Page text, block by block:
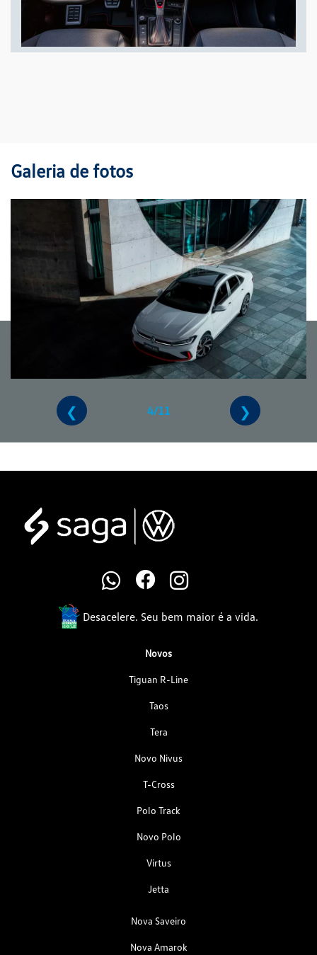
Galeria de fotos
❮ 4/11 ❯
Desacelere. Seu bem maior é a vida.
Novos
Tiguan R-Line
Taos
Tera
Novo Nivus
T-Cross
Polo Track
Novo Polo
Virtus
Jetta
Nova Saveiro
Nova Amarok